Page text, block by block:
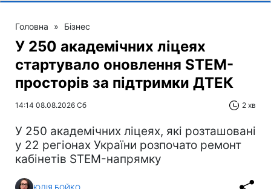
Головна » Бізнес
У 250 академічних ліцеях
стартувало оновлення STEM-
просторів за підтримки ДТЕК​‌
14:14 08.08.2026 Сб 2 хв
У 250 академічних ліцеях, які розташовані
у 22 регіонах України розпочато ремонт
кабінетів STEM-напрямку
ЮЛІЯ БОЙКО